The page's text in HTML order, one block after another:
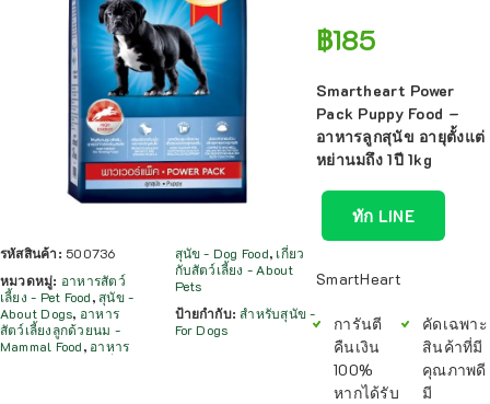
รหัสสินค้า: 500736
หมวดหมู่: อาหารสัตว์
เลี้ยง - Pet Food,สุนัข -
About Dogs, อาหาร
สัตว์เลี้ยงลูกด้วยนม -
Mammal Food, อาหาร
สุนัข - Dog Food, เกี่ยว
กับสัตว์เลี้ยง - About
Pets
ป้ายกำกับ:สำหรับสุนัข -
For Dogs
฿185
Smartheart Power
Pack Puppy Food –
อาหารลูกสุนัข อายุตั้งแต่
หย่านมถึง 1ปี 1kg
ทัก LINE
SmartHeart
การันตี
คืนเงิน
100%
หากได้รับ
คัดเฉพาะ
สินค้าที่มี
คุณภาพดี
มี